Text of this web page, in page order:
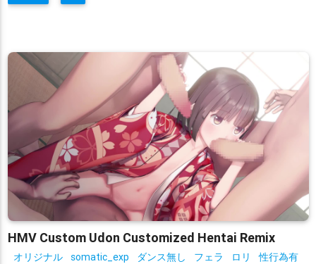
HMV Custom Udon Customized Hentai Remix
オリジナル somatic_exp ダンス無し フェラ ロリ 性行為有